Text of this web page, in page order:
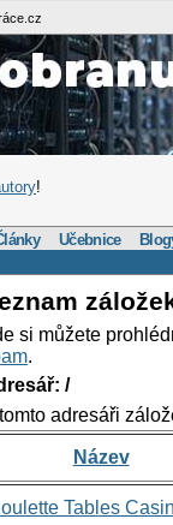
!
Učebnice
si můžete
.
/
adresáři
Název
Tables